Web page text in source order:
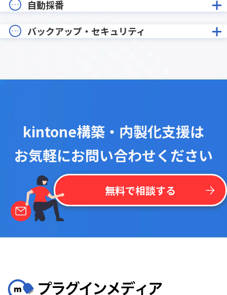
自動採番
バックアップ・セキュリティ
kintone構築・内製化支援は
お気軽にお問い合わせください
無料で相談する